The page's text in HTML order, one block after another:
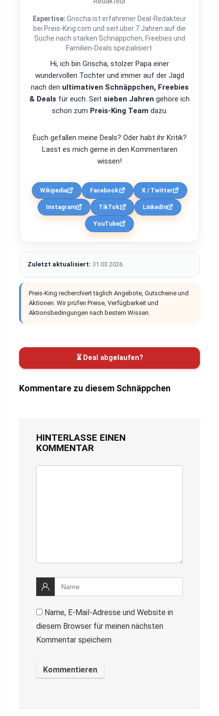
Expertise: Grischa ist erfahrener Deal-Redakteur
bei Preis-King.com und seit über 7 Jahren auf die
Suche nach starken Schnäppchen, Freebies und
Familien-Deals spezialisiert.
Hi, ich bin Grischa, stolzer Papa einer
wundervollen Tochter und immer auf der Jagd
nach den ultimativen Schnäppchen, Freebies
& Deals für euch. Seit sieben Jahren gehöre ich
schon zum Preis-King Team dazu.
Euch gefallen meine Deals? Oder habt ihr Kritik?
Lasst es mich gerne in den Kommentaren
wissen!
Wikipedia Facebook X / Twitter
Instagram TikTok LinkedIn
YouTube
Zuletzt aktualisiert: 31.03.2026
Preis-King recherchiert täglich Angebote, Gutscheine und
Aktionen. Wir prüfen Preise, Verfügbarkeit und
Aktionsbedingungen nach bestem Wissen.
⏳ Deal abgelaufen?
Kommentare zu diesem Schnäppchen
HINTERLASSE EINEN
KOMMENTAR
Name, E-Mail-Adresse und Website in
diesem Browser für meinen nächsten
Kommentar speichern.